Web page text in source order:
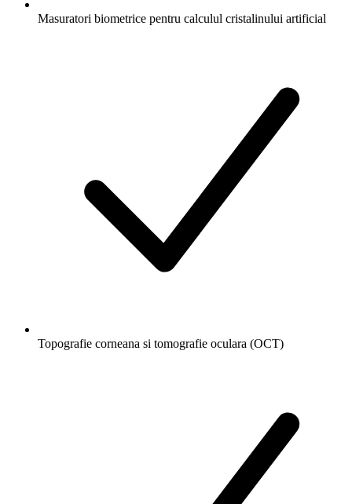
Masuratori biometrice pentru calculul cristalinului artificial
Topografie corneana si tomografie oculara (OCT)